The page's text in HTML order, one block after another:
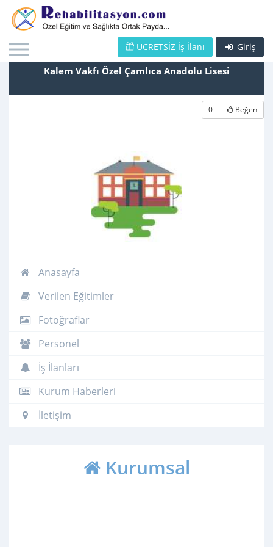
Giriş
ÜCRETSİZ İş İlanı
Kalem Vakfı Özel Çamlıca Anadolu Lisesi
0 Beğen
Anasayfa
Verilen Eğitimler
Fotoğraflar
Personel
İş İlanları
Kurum Haberleri
İletişim
Kurumsal